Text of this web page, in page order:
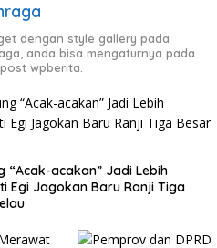
dengan style gallery pada
anda bisa mengaturnya pada
wpberita.
“Acak-acakan” Jadi Lebih
Egi Jagokan Baru Ranji Tiga